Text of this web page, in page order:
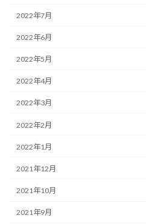
2022年7月
2022年6月
2022年5月
2022年4月
2022年3月
2022年2月
2022年1月
2021年12月
2021年10月
2021年9月